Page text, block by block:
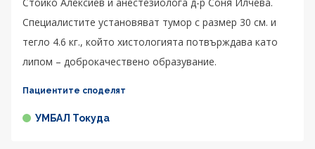
Специалистите установяват тумор с размер 30 см. и
тегло 4.6 кг., който хистологията потвърждава като
липом – доброкачествено образувание.
Пациентите споделят
УМБАЛ Токуда